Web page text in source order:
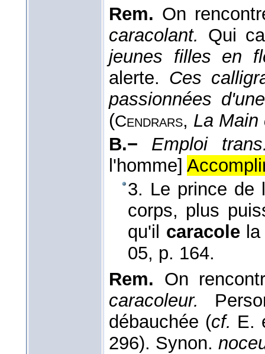
Rem. On
caracolant. Qui
jeunes filles en
alerte. Ces
passionnées
(Cendrars, La Main
B.−
Emploi
l'homme]
3. Le prince de
corps, plus
qu'il caracolela
05, p. 164.
Rem. On
caracoleur.
débauchée (cf. E.
296). Synon.